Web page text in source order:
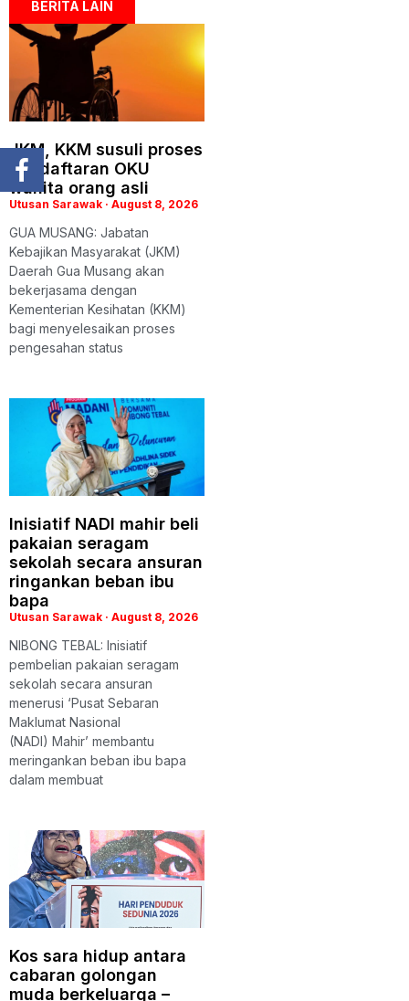
BERITA LAIN
JKM, KKM susuli proses
pendaftaran OKU
wanita orang asli
Utusan Sarawak August 8, 2026
GUA MUSANG: Jabatan
Kebajikan Masyarakat (JKM)
Daerah Gua Musang akan
bekerjasama dengan
Kementerian Kesihatan (KKM)
bagi menyelesaikan proses
pengesahan status
Inisiatif NADI mahir beli
pakaian seragam
sekolah secara ansuran
ringankan beban ibu
bapa
Utusan Sarawak August 8, 2026
NIBONG TEBAL: Inisiatif
pembelian pakaian seragam
sekolah secara ansuran
menerusi ‘Pusat Sebaran
Maklumat Nasional
(NADI) Mahir’ membantu
meringankan beban ibu bapa
dalam membuat
Kos sara hidup antara
cabaran golongan
muda berkeluarga –